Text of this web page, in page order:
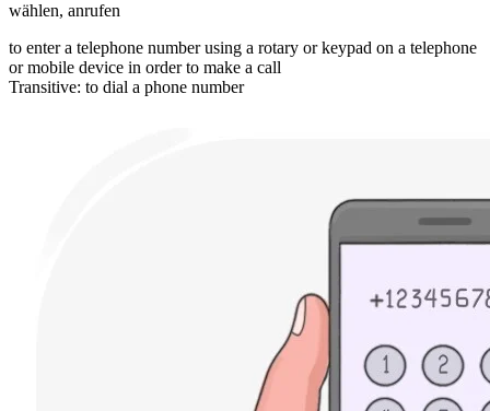
wählen, anrufen
to enter a telephone number using a rotary or keypad on a telephone
or mobile device in order to make a call
Transitive: to dial a phone number